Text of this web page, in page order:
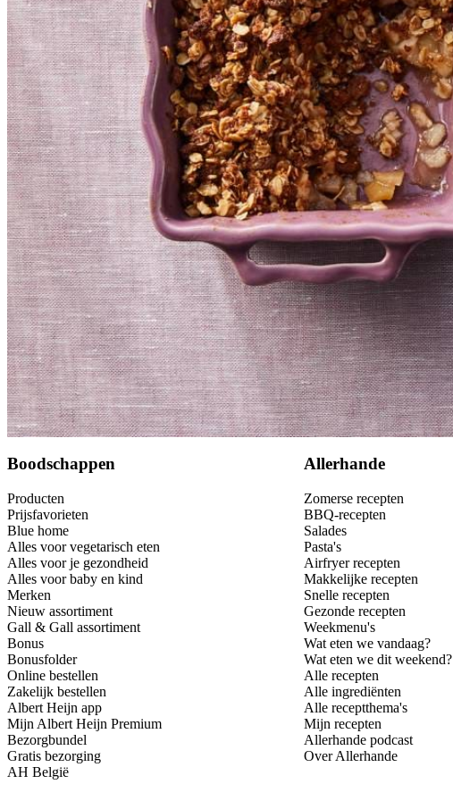
75 ggrove havermoutvlokken
1 mespuntzout
Dit heb je nodig
Boodschappen
Producten
Prijsfavorieten
Blue home
Alles voor vegetarisch eten
Alles voor je gezondheid
Alles voor baby en kind
Merken
Nieuw assortiment
Gall & Gall assortiment
Bonus
Bonusfolder
Online bestellen
Zakelijk bestellen
Albert Heijn app
Mijn Albert Heijn Premium
Bezorgbundel
Gratis bezorging
AH België
Allerhande
Zomerse recepten
BBQ-recepten
Salades
Pasta's
Airfryer recepten
Makkelijke recepten
Snelle recepten
Gezonde recepten
Weekmenu's
Wat eten we vandaag?
Wat eten we dit weekend?
Alle recepten
Alle ingrediënten
Alle receptthema's
Mijn recepten
Allerhande podcast
Over Allerhande